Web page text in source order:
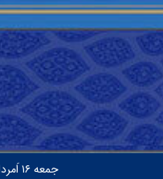
جمعه۱۶ اَمرداد ۱۴۰۵